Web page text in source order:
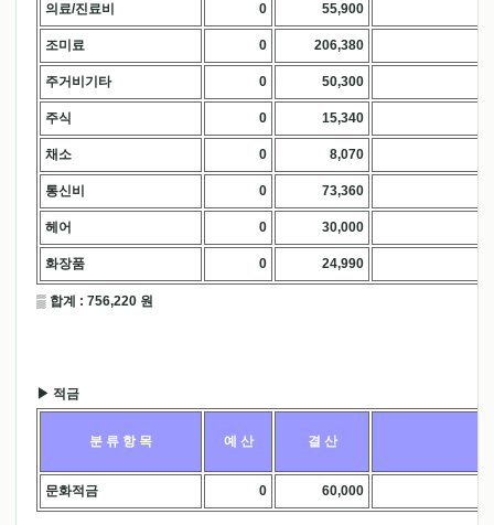
의료/진료비 0 55,900
조미료 0 206,380
주거비기타 0 50,300
주식 0 15,340
채소 0 8,070
통신비 0 73,360
헤어 0 30,000
화장품 0 24,990
▒ 합계 : 756,220 원
▶ 적금
분 류 항 목 예 산 결 산
문화적금 0 60,000